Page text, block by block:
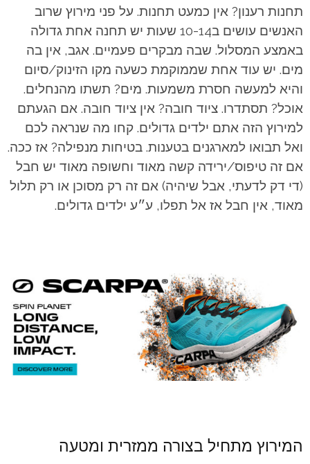
תחנות רענון? אין כמעט תחנות. על פני מירוץ שרוב
האנשים עושים ב10-14 שעות יש תחנה אחת גדולה
באמצע המסלול. שבה מבקרים פעמיים. אגב, אין בה
מים. יש עוד אחת שממוקמת כשעה מקו הזינוק/סיום
והיא למעשה חסרת משמעות. מים? תשתו מהנחלים.
אוכל? תסתדרו. ציוד חובה? אין ציוד חובה. אם הגעתם
למירוץ הזה אתם ילדים גדולים. קחו מה שנראה לכם
ואל תבואו למארגנים בטענות. בטיחות מנפילה? אז ככה.
אם זה טיפוס/ירידה קשה מאוד וחשופה מאוד יש חבל
(די דק לדעתי, אבל שיהיה) אם זה רק מסוכן או רק תלול
מאוד, אין חבל אז אל תפלו, ע״ע ילדים גדולים.
המירוץ מתחיל בצורה ממזרית ומטעה